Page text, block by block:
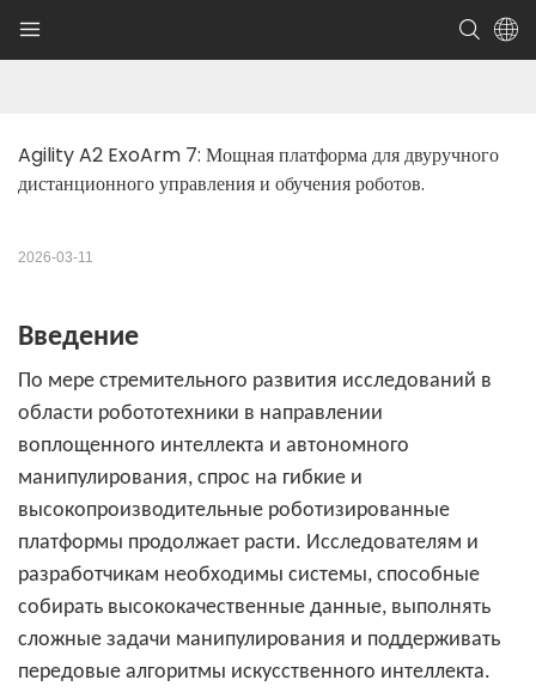
Agility A2 ExoArm 7: Мощная платформа для двуручного
дистанционного управления и обучения роботов.
2026-03-11
Введение
По мере стремительного развития исследований в
области робототехники в направлении
воплощенного интеллекта и автономного
манипулирования, спрос на гибкие и
высокопроизводительные роботизированные
платформы продолжает расти. Исследователям и
разработчикам необходимы системы, способные
собирать высококачественные данные, выполнять
сложные задачи манипулирования и поддерживать
передовые алгоритмы искусственного интеллекта.